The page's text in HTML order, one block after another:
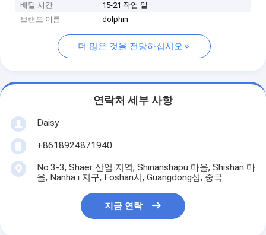
배달 시간
15-21 작업 일
브랜드 이름
dolphin
더 많은 것을 전망하십시오
연락처 세부 사항
Daisy
+8618924871940
No.3-3, Shaer 산업 지역, Shinanshapu 마을, Shishan 마
을, Nanha i 지구, Foshan시, Guangdong성, 중국
지금 연락